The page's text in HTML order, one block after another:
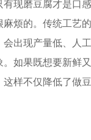
现磨豆腐才是口
烦的。传统工艺
会出现产量低、人
如果既想要新鲜
样不仅降低了做